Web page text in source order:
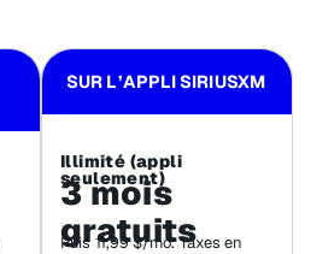
SUR L’APPLI SIRIUSXM
Illimité (appli
seulement)
3 mois
gratuits
Puis 11,99 $/mo. Taxes en